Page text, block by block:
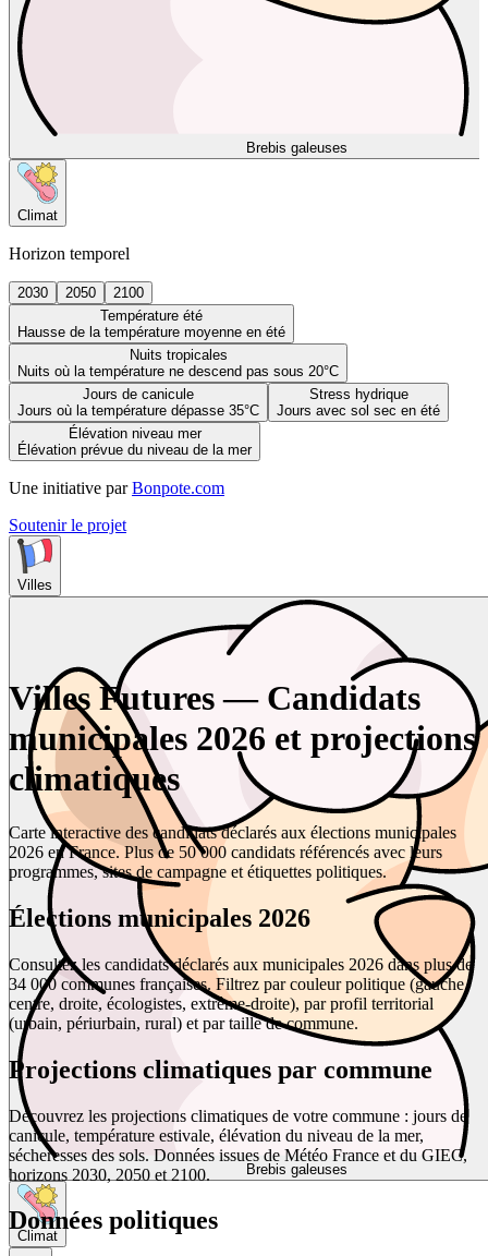
Brebis galeuses
Climat
Horizon temporel
2030 2050
2100
Température été
Hausse de la température moyenne en été
Nuits tropicales
Nuits où la température ne descend pas sous 20°C
Jours de canicule
Jours où la température dépasse 35°C
Stress hydrique
Jours avec sol sec en été
Élévation niveau mer
Élévation prévue du niveau de la mer
Une initiative par Bonpote.com
Soutenir le projet
Villes
Brebis galeuses
Climat
Villes Futures — Candidats
municipales 2026 et projections
climatiques
Carte interactive des candidats déclarés aux élections municipales
2026 en France. Plus de 50 000 candidats référencés avec leurs
programmes, sites de campagne et étiquettes politiques.
Élections municipales 2026
Consultez les candidats déclarés aux municipales 2026 dans plus de
34 000 communes françaises. Filtrez par couleur politique (gauche,
centre, droite, écologistes, extrême-droite), par profil territorial
(urbain, périurbain, rural) et par taille de commune.
Projections climatiques par commune
Découvrez les projections climatiques de votre commune : jours de
canicule, température estivale, élévation du niveau de la mer,
sécheresses des sols. Données issues de Météo France et du GIEC,
horizons 2030, 2050 et 2100.
Données politiques